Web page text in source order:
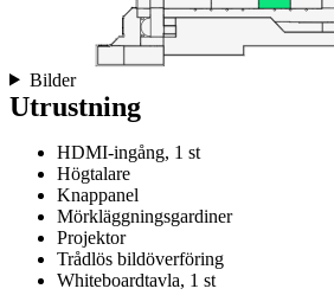
Bilder
Utrustning
HDMI-ingång, 1 st
Högtalare
Knappanel
Mörkläggningsgardiner
Projektor
Trådlös bildöverföring
Whiteboardtavla, 1 st